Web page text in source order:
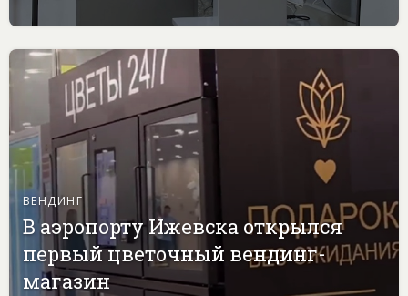
ВЕНДИНГ
В аэропорту Ижевска открылся
первый цветочный вендинг-
магазин